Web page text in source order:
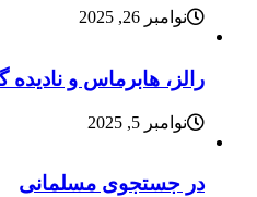
نوامبر 26, 2025
رالز، هابرماس و
نوامبر 5, 2025
در جستجوی مسلمانی